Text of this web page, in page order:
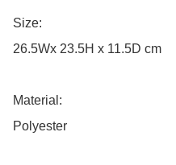
Size:
26.5Wx 23.5H x 11.5D cm
Material:
Polyester